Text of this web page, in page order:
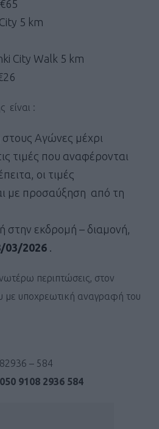
City 5 km
City Walk 5 km
είναι :
στους Αγώνες μέχρι
τιμές που αναφέρονται
οι τιμές
με προσαύξηση από τη
στην εκδρομή – διαμονή,
03/2026
περιπτώσεις, στον
με υποχρεωτική αναγραφή του
– 584
9108 2936 584